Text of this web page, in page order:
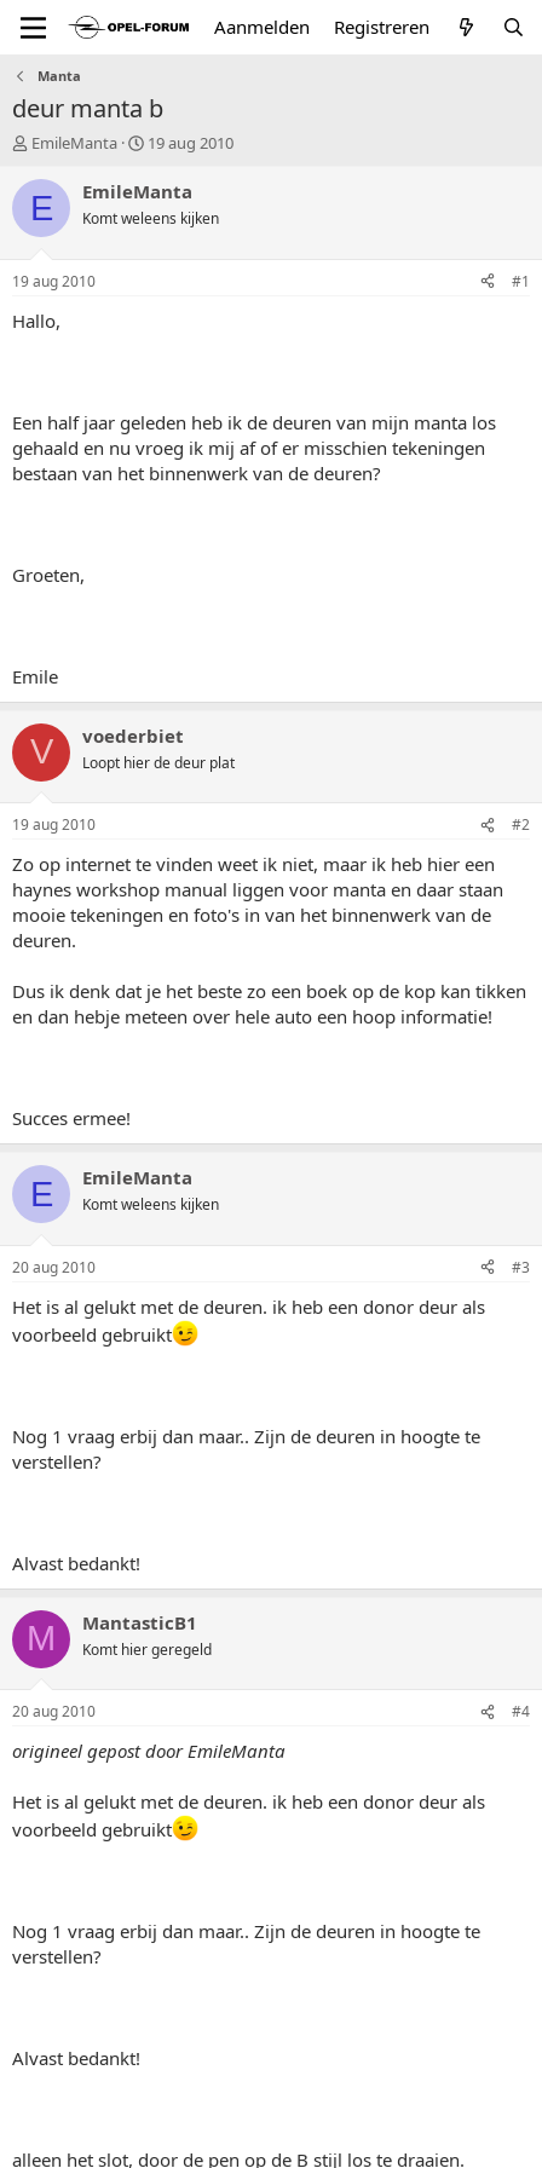
Aanmelden Registreren
Manta
deur manta b
T
p
a
r
EmileManta
S
a
t
19 aug 2010
E EmileManta
Komt weleens kijken
19 aug 2010 #1
Hallo,
Een half jaar geleden heb ik de deuren van mijn manta los
gehaald en nu vroeg ik mij af of er misschien tekeningen
bestaan van het binnenwerk van de deuren?
Groeten,
Emile
V voederbiet
Loopt hier de deur plat
19 aug 2010 #2
Zo op internet te vinden weet ik niet, maar ik heb hier een
haynes workshop manual liggen voor manta en daar staan
mooie tekeningen en foto's in van het binnenwerk van de
deuren.
Dus ik denk dat je het beste zo een boek op de kop kan tikken
en dan hebje meteen over hele auto een hoop informatie!
Succes ermee!
E EmileManta
Komt weleens kijken
20 aug 2010 #3
Het is al gelukt met de deuren. ik heb een donor deur als
voorbeeld gebruikt
Nog 1 vraag erbij dan maar.. Zijn de deuren in hoogte te
verstellen?
Alvast bedankt!
M MantasticB1
Komt hier geregeld
20 aug 2010 #4
origineel gepost door EmileManta
Het is al gelukt met de deuren. ik heb een donor deur als
voorbeeld gebruikt
Nog 1 vraag erbij dan maar.. Zijn de deuren in hoogte te
verstellen?
Alvast bedankt!
alleen het slot, door de pen op de B stijl los te draaien.